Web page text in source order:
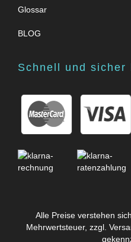
Glossar
BLOG
Schnell und sicher
Alle Preise verstehen
Mehrwertsteuer, zzgl.